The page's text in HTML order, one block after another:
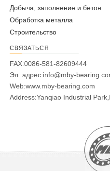
Добыча, заполнение и бетон
Обработка металла
Строительство
СВЯЗАТЬСЯ
FAX:0086-581-82609444
Эл. адрес:info@mby-
Web:www.mby-bearing.com
Address:Yanqiao Industrial